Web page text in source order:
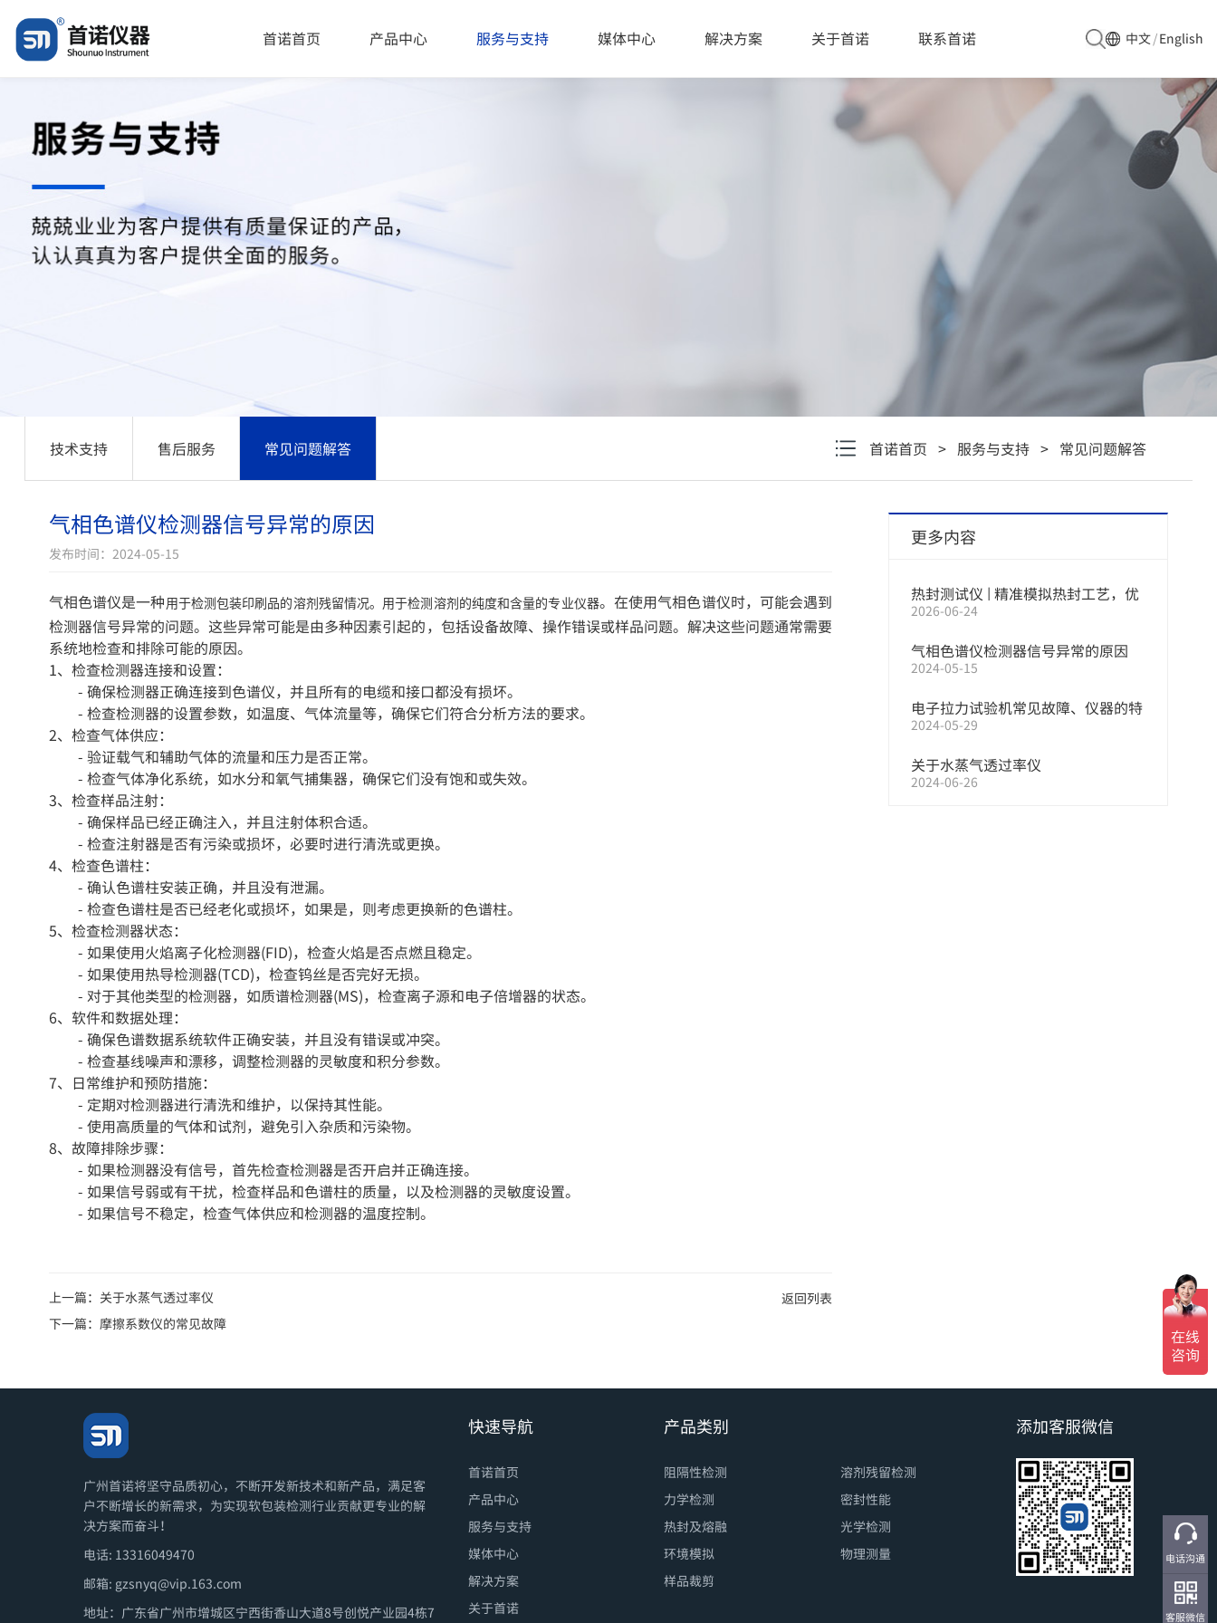
首诺首页 产品中心 服务与支持 媒体中心 解决方案 关于首诺 联系首诺 中文/English
技术支持 售后服务 常见问题解答 首诺首页 > 服务与支持> 常见问题解答
气相色谱仪检测器信号异常的原因
发布时间：2024-05-15
气相色谱仪是一种 用于检测包装印刷品的溶剂残留情况。 用于检测溶剂的纯度和含量的专业仪器。在使用气相色谱仪时，可能会遇到
检测器信号异常的问题。这些异常可能是由多种因素引起的，包括设备故障、操作错误或样品问题。解决这些问题通常需要
系统地检查和排除可能的原因。
1、检查检测器连接和设置：
- 确保检测器正确连接到色谱仪，并且所有的电缆和接口都没有损坏。
- 检查检测器的设置参数，如温度、气体流量等，确保它们符合分析方法的要求。
2、检查气体供应：
- 验证载气和辅助气体的流量和压力是否正常。
- 检查气体净化系统，如水分和氧气捕集器，确保它们没有饱和或失效。
3、检查样品注射：
- 确保样品已经正确注入，并且注射体积合适。
- 检查注射器是否有污染或损坏，必要时进行清洗或更换。
4、检查色谱柱：
- 确认色谱柱安装正确，并且没有泄漏。
- 检查色谱柱是否已经老化或损坏，如果是，则考虑更换新的色谱柱。
5、检查检测器状态：
- 如果使用火焰离子化检测器(FID)，检查火焰是否点燃且稳定。
- 如果使用热导检测器(TCD)，检查钨丝是否完好无损。
- 对于其他类型的检测器，如质谱检测器(MS)，检查离子源和电子倍增器的状态。
6、软件和数据处理：
- 确保色谱数据系统软件正确安装，并且没有错误或冲突。
- 检查基线噪声和漂移，调整检测器的灵敏度和积分参数。
7、日常维护和预防措施：
- 定期对检测器进行清洗和维护，以保持其性能。
- 使用高质量的气体和试剂，避免引入杂质和污染物。
8、故障排除步骤：
- 如果检测器没有信号，首先检查检测器是否开启并正确连接。
- 如果信号弱或有干扰，检查样品和色谱柱的质量，以及检测器的灵敏度设置。
- 如果信号不稳定，检查气体供应和检测器的温度控制。
上一篇： 关于水蒸气透过率仪
下一篇： 摩擦系数仪的常见故障
返回列表
更多内容
热封测试仪 | 精准模拟热封工艺，优
化包装封口强度
2026-06-24
气相色谱仪检测器信号异常的原因
2024-05-15
电子拉力试验机常见故障、仪器的特
征以及量程的选择
2024-05-29
关于水蒸气透过率仪
2024-06-26
广州首诺将坚守品质初心，不断开发新技术和新产品，满足客
户不断增长的新需求，为实现软包装检测行业贡献更专业的解
决方案而奋斗！
电话: 13316049470
邮箱: gzsnyq@vip.163.com
地址：广东省广州市增城区宁西街香山大道8号创悦产业园4栋7
快速导航
首诺首页
产品中心
服务与支持
媒体中心
解决方案
关于首诺
产品类别
阻隔性检测
溶剂残留检测
力学检测
密封性能
热封及熔融
光学检测
环境模拟
物理测量
样品裁剪
添加客服微信
电话沟通
客服微信